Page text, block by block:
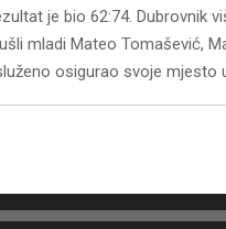
je bio 62:74. Dubrovnik
mladi Mateo Tomašević,
osigurao svoje mjesto